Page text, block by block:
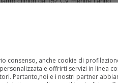
– è più grande del T100 ma è
statunitensi: la gamma motori al
il frontale mentre nel 2005 il
da 239 CV mentre la potenza del
consenso, anche cookie di
e offrirti servizi in linea
Pertanto,noi e i nostri partner